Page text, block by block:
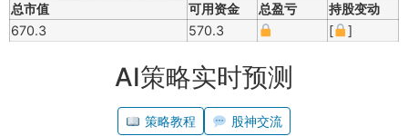
总市值 可用资金 总盈亏
持股变动
670.3
570.3 [ ]
AI策略实时预测
策略教程
股神交流